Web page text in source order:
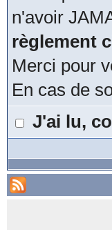
n'avoir
règlement
Merci pour
En cas de
J'ai lu,